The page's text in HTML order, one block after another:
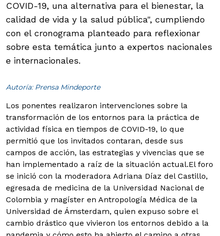
COVID-19, una alternativa para el bienestar, la
calidad de vida y la salud pública", cumpliendo
con el cronograma planteado para reflexionar
sobre esta temática junto a expertos nacionales
e internacionales.
Autoría: Prensa Mindeporte
Los ponentes realizaron intervenciones sobre la
transformación de los entornos para la práctica de
actividad física en tiempos de COVID-19, lo que
permitió que los invitados contaran, desde sus
campos de acción, las estrategias y vivencias que se
han implementado a raíz de la situación actual.El foro
se inició con la moderadora Adriana Díaz del Castillo,
egresada de medicina de la Universidad Nacional de
Colombia y magíster en Antropología Médica de la
Universidad de Ámsterdam, quien expuso sobre el
cambio drástico que vivieron los entornos debido a la